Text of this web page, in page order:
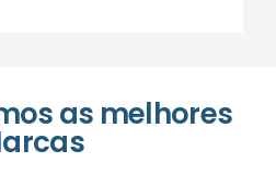
as melhores